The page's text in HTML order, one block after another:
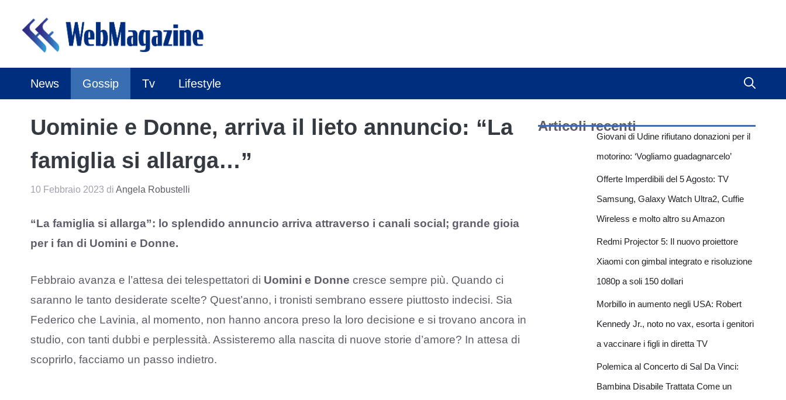
contenuto
News Gossip Tv Lifestyle
Uominie e Donne, arriva il lieto annuncio: “La
famiglia si allarga…”
10 Febbraio 2023 di Angela Robustelli
“La famiglia si allarga”: lo splendido annuncio arriva attraverso i canali social; grande gioia
per i fan di Uomini e Donne.
Febbraio avanza e l’attesa dei telespettatori di Uomini e Donne cresce sempre più. Quando ci
saranno le tanto desiderate scelte? Quest’anno, i tronisti sembrano essere piuttosto indecisi. Sia
Federico che Lavinia, al momento, non hanno ancora preso la loro decisione e si trovano ancora in
studio, con tanti dubbi e perplessità. Assisteremo alla nascita di nuove storie d’amore? In attesa di
scoprirlo, facciamo un passo indietro.
Articoli recenti
Giovani di Udine rifiutano donazioni per il
motorino: ‘Vogliamo guadagnarcelo’
Offerte Imperdibili del 5 Agosto: TV
Samsung, Galaxy Watch Ultra2, Cuffie
Wireless e molto altro su Amazon
Redmi Projector 5: Il nuovo proiettore
Xiaomi con gimbal integrato e risoluzione
1080p a soli 150 dollari
Morbillo in aumento negli USA: Robert
Kennedy Jr., noto no vax, esorta i genitori
a vaccinare i figli in diretta TV
Polemica al Concerto di Sal Da Vinci:
Bambina Disabile Trattata Come un